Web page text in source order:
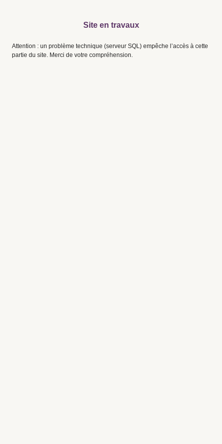
Site en travaux
Attention : un problème technique (serveur SQL) empêche l’accès à cette
partie du site. Merci de votre compréhension.